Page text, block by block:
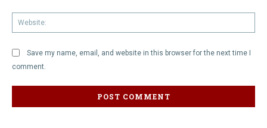
Save my name, email, and website in this browser for the next time I
comment.